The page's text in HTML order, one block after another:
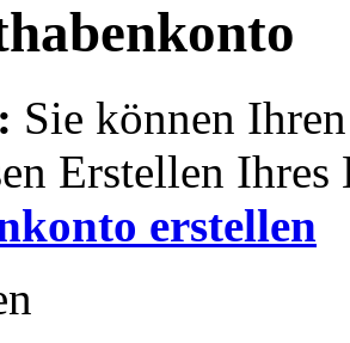
Sie können
Erstellen
erstellen